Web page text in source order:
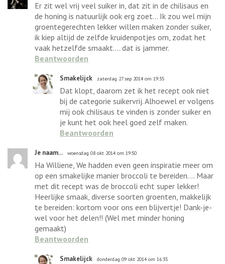
Er zit wel vrij veel suiker in, dat zit in de chilisaus en
de honing is natuurlijk ook erg zoet... Ik zou wel mijn
groentegerechten lekker willen maken zonder suiker,
ik kiep altijd de zelfde kruidenpotjes om, zodat het
vaak hetzelfde smaakt.... dat is jammer.
Beantwoorden
Smakelijck zaterdag 27 sep 2014 om 19:35
Dat klopt, daarom zet ik het recept ook niet
bij de categorie suikervrij. Alhoewel er volgens
mij ook chilisaus te vinden is zonder suiker en
je kunt het ook heel goed zelf maken.
Beantwoorden
Je naam... woensdag 08 okt 2014 om 19:50
Ha Williene, We hadden even geen inspiratie meer om
op een smakelijke manier broccoli te bereiden.... Maar
met dit recept was de broccoli echt super lekker!
Heerlijke smaak, diverse soorten groenten, makkelijk
te bereiden: kortom voor ons een blijvertje! Dank-je-
wel voor het delen!! (Wel met minder honing
gemaakt)
Beantwoorden
Smakelijck donderdag 09 okt 2014 om 16:35